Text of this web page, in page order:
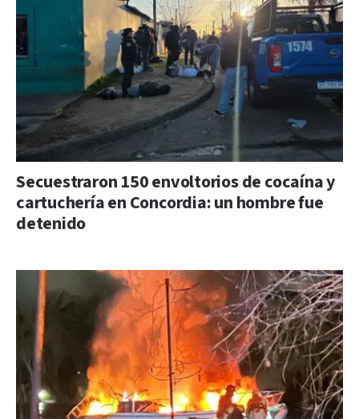
Secuestraron 150 envoltorios de cocaína y
cartuchería en Concordia: un hombre fue
detenido